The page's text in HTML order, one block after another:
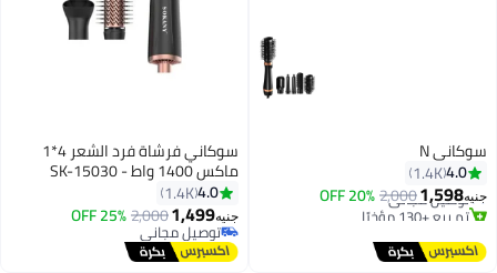
سوكاني N
4.0
1.4K
جنيه1,598
2,000
20% OFF
#15 في فرشاة فرد الشعر
أقل سعر في 30 يوم
توصيل مجاني
تم بيع +130 مؤخرًا
#15 في فرشاة فرد الشعر
سوكاني فرشاة فرد الشعر 4*1
ماكس 1400 واط - SK-15030
4.0
1.4K
جنيه1,499
2,000
25% OFF
توصيل مجاني
توصيل مجاني